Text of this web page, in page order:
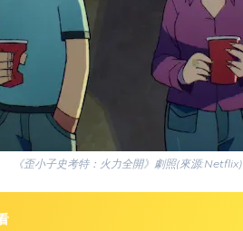
《歪小子史考特：火力全開》劇照(來源:Netflix)